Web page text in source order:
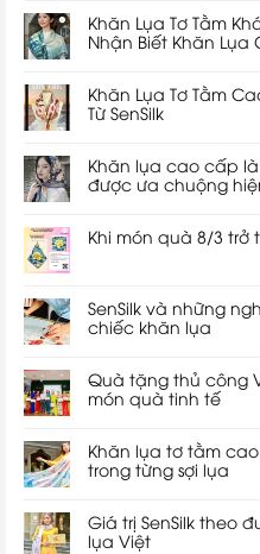
Khăn Lụa Tơ Tằm
Nhận Biết Khăn Lụa
Khăn Lụa Tơ Tằm
Từ SenSilk
Khăn lụa cao cấp là
được ưa chuộng
Khi món quà 8/3 trở
SenSilk và những
chiếc khăn lụa
Quà tặng thủ công
món quà tinh tế
Khăn lụa tơ tằm
trong từng sợi lụa
Giá trị SenSilk theo
lụa Việt